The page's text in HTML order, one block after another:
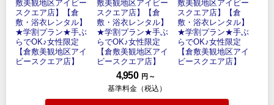
4,950 円 ～
基準料金（税込）